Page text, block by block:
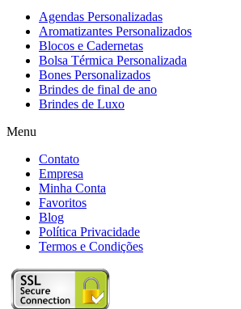
Agendas Personalizadas
Aromatizantes Personalizados
Blocos e Cadernetas
Bolsa Térmica Personalizada
Bones Personalizados
Brindes de final de ano
Brindes de Luxo
Menu
Contato
Empresa
Minha Conta
Favoritos
Blog
Política Privacidade
Termos e Condições